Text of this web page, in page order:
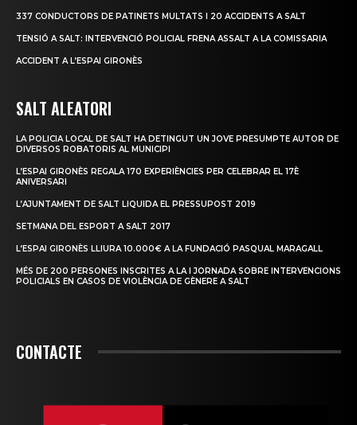
337 CONDUCTORS DE PATINETS MULTATS I 20 ACCIDENTS A SALT
TENSIÓ A SALT: INTERVENCIÓ POLICIAL FRENA ASSALT A LA COMISSARIA
ACCIDENT A L’ESPAI GIRONÈS
SALT ALEATORI
LA POLICIA LOCAL DE SALT HA DETINGUT UN JOVE PRESUMPTE AUTOR DE
DIVERSOS ROBATORIS AL MUNICIPI
L’ESPAI GIRONÈS REGALA 170 EXPERIÈNCIES PER CELEBRAR EL 17È
ANIVERSARI
L’AJUNTAMENT DE SALT LIQUIDA EL PRESSUPOST 2019
SETMANA DEL ESPORT A SALT 2017
L’ESPAI GIRONÈS LLIURA 10.000€ A LA FUNDACIÓ PASQUAL MARAGALL
MÉS DE 200 PERSONES INSCRITES A LA I JORNADA SOBRE INTERVENCIONS
POLICIALS EN CASOS DE VIOLÈNCIA DE GÈNERE A SALT
CONTACTE